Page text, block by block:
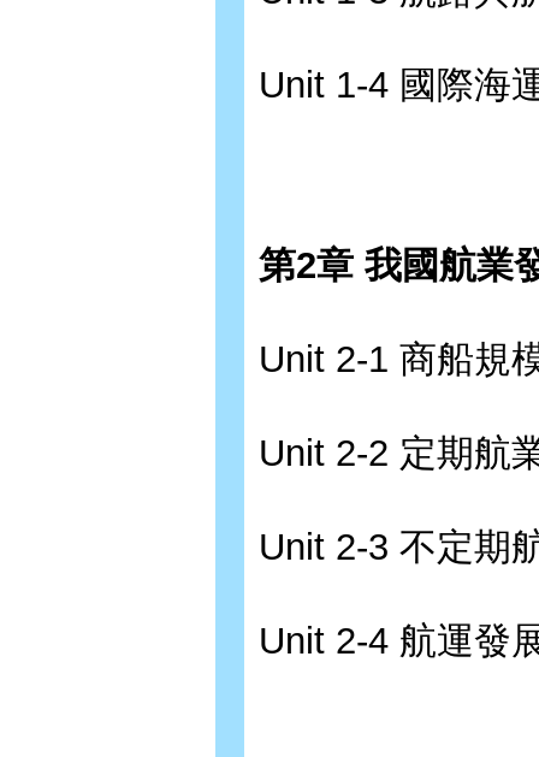
Unit 1-4 國際海
第2章 我國航業
Unit 2-1 商船規
Unit 2-2 定期航
Unit 2-3 不定期
Unit 2-4 航運發